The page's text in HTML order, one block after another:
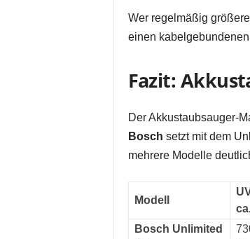
Wer regelmäßig
einen
Fazit:
Der Akkustaubsauger-
Bosch setzt mit dem
mehrere Modelle
Modell
Bosch Unlimited